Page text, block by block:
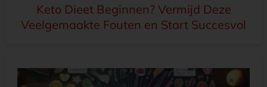
Keto Dieet Beginnen? Vermijd Deze
Veelgemaakte Fouten en Start Succesvol